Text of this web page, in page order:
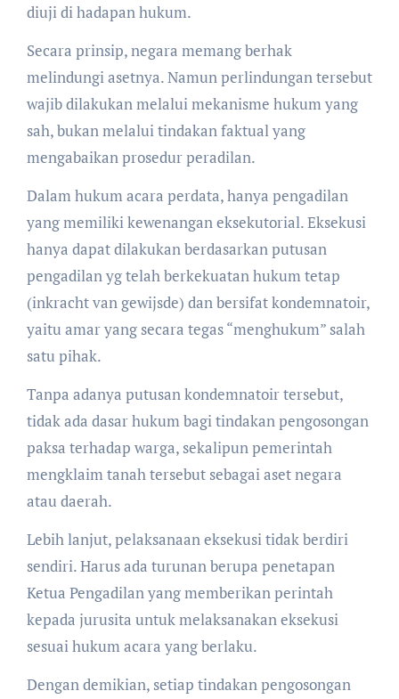
diuji di hadapan hukum.
Secara prinsip, negara memang berhak
melindungi asetnya. Namun perlindungan tersebut
wajib dilakukan melalui mekanisme hukum yang
sah, bukan melalui tindakan faktual yang
mengabaikan prosedur peradilan.
Dalam hukum acara perdata, hanya pengadilan
yang memiliki kewenangan eksekutorial. Eksekusi
hanya dapat dilakukan berdasarkan putusan
pengadilan yg telah berkekuatan hukum tetap
(inkracht van gewijsde) dan bersifat kondemnatoir,
yaitu amar yang secara tegas “menghukum” salah
satu pihak.
Tanpa adanya putusan kondemnatoir tersebut,
tidak ada dasar hukum bagi tindakan pengosongan
paksa terhadap warga, sekalipun pemerintah
mengklaim tanah tersebut sebagai aset negara
atau daerah.
Lebih lanjut, pelaksanaan eksekusi tidak berdiri
sendiri. Harus ada turunan berupa penetapan
Ketua Pengadilan yang memberikan perintah
kepada jurusita untuk melaksanakan eksekusi
sesuai hukum acara yang berlaku.
Dengan demikian, setiap tindakan pengosongan